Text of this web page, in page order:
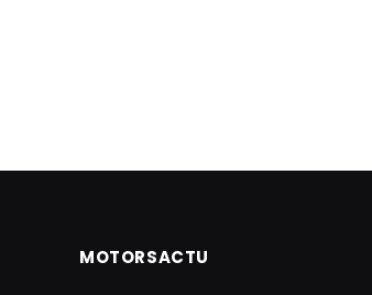
MOTORSACTU